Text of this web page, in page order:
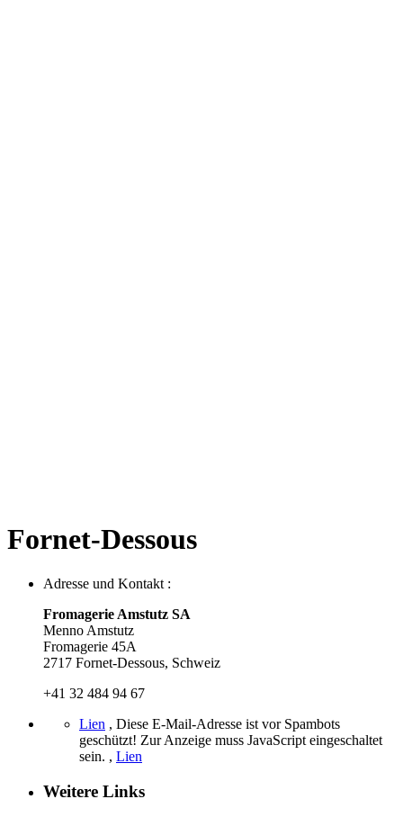
Fornet-Dessous
Adresse und Kontakt :
Fromagerie Amstutz SA
Menno Amstutz
Fromagerie 45A
2717 Fornet-Dessous, Schweiz
+41 32 484 94 67
Lien , Diese E-Mail-Adresse ist vor Spambots
geschützt! Zur Anzeige muss JavaScript eingeschaltet
sein. , Lien
Weitere Links